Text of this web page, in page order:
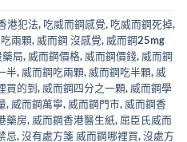
港犯法, 吃威而鋼感覺, 吃威而鋼死掉,
兩顆, 威而鋼 沒感覺, 威而鋼25mg
局, 威而鋼價格, 威而鋼價錢, 威而鋼
半, 威而鋼吃兩顆, 威而鋼吃半顆, 威
買的到, 威而鋼四分之一顆, 威而鋼學
, 威而鋼萬寧, 威而鋼門市, 威而鋼香
藥房, 威而鋼香港醫生紙, 屈臣氏威而
忌,沒有處方箋 威而鋼哪裡買,沒處方